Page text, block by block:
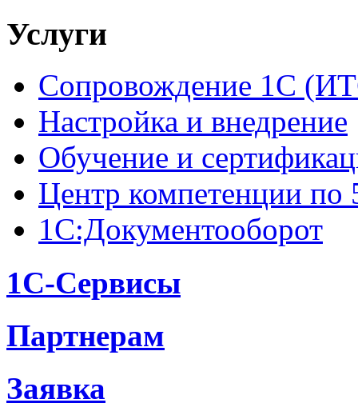
Услуги
Сопровождение 1С
Настройка и внедрение
Обучение и
Центр компетенции
1С:Документооборот
1С-Сервисы
Партнерам
Заявка